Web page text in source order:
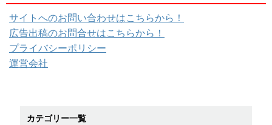
サイトへのお問い合わせはこちらから！
広告出稿のお問合せはこちらから！
プライバシーポリシー
運営会社
カテゴリー一覧